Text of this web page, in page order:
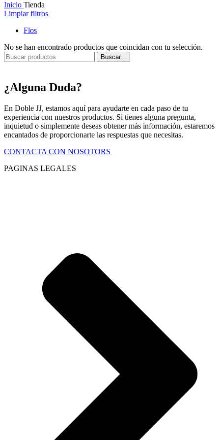
Inicio Tienda
Limpiar filtros
Flos
No se han encontrado productos que coincidan con tu selección.
Buscar...
¿Alguna Duda?
En Doble JJ, estamos aquí para ayudarte en cada paso de tu
experiencia con nuestros productos. Si tienes alguna pregunta,
inquietud o simplemente deseas obtener más información, estaremos
encantados de proporcionarte las respuestas que necesitas.
CONTACTA CON NOSOTORS
PAGINAS LEGALES